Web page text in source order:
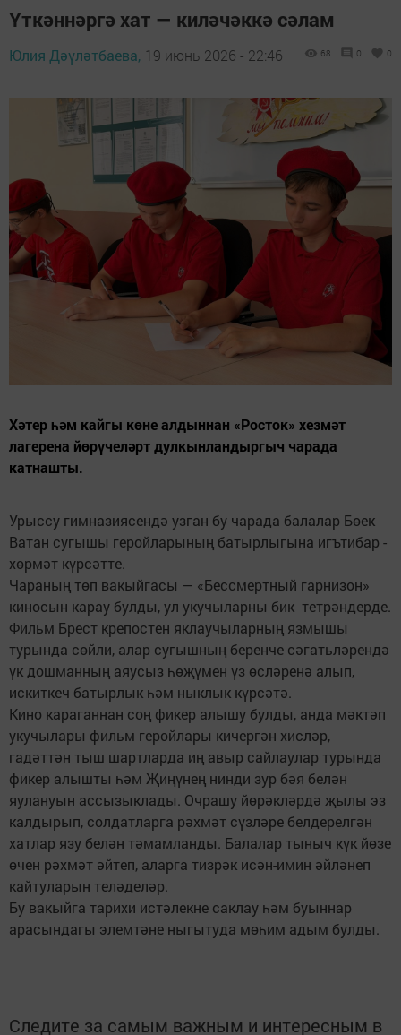
Үткәннәргә хат — киләчәккә сәлам
Юлия Дәүләтбаева, 19 июнь 2026 - 22:46 68 0 0
Хәтер һәм кайгы көне алдыннан «Росток» хезмәт
лагерена йөрүчеләрт дулкынландыргыч чарада
катнашты.
Урыссу гимназиясендә узган бу чарада балалар Бөек
Ватан сугышы геройларының батырлыгына игътибар -
хөрмәт күрсәтте.
Чараның төп вакыйгасы — «Бессмертный гарнизон»
киносын карау булды, ул укучыларны бик тетрәндерде.
Фильм Брест крепостен яклаучыларның язмышы
турында сөйли, алар сугышның беренче сәгатьләрендә
үк дошманның аяусыз һөҗүмен үз өсләренә алып,
искиткеч батырлык һәм ныклык күрсәтә.
Кино караганнан соң фикер алышу булды, анда мәктәп
укучылары фильм геройлары кичергән хисләр,
гадәттән тыш шартларда иң авыр сайлаулар турында
фикер алышты һәм Җиңүнең нинди зур бәя белән
яулануын ассызыклады. Очрашу йөрәкләрдә җылы эз
калдырып, солдатларга рәхмәт сүзләре белдерелгән
хатлар язу белән тәмамланды. Балалар тыныч күк йөзе
өчен рәхмәт әйтеп, аларга тизрәк исән-имин әйләнеп
кайтуларын теләделәр.
Бу вакыйга тарихи истәлекне саклау һәм буыннар
арасындагы элемтәне ныгытуда мөһим адым булды.
Следите за самым важным и интересным в